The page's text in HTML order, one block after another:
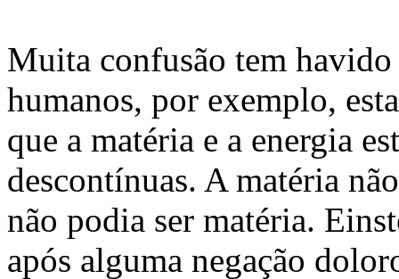
Muita confusão tem havido
humanos, por exemplo,
que a matéria e a energia
descontínuas. A matéria
não podia ser matéria.
após alguma negação